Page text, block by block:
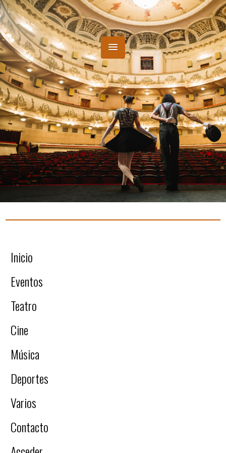
Categoría: Teatro
No hay eventos de teatro programados
Inicio
Eventos
Teatro
Cine
Música
Deportes
Varios
Contacto